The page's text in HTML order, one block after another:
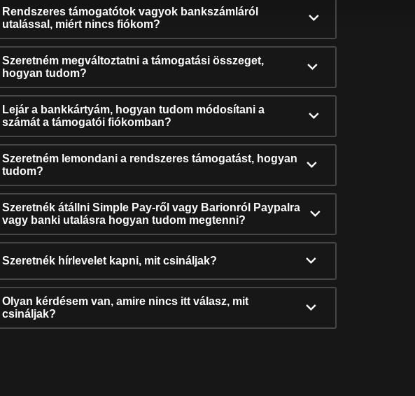
Rendszeres támogatótok vagyok bankszámláról
utalással, miért nincs fiókom?
Szeretném megváltoztatni a támogatási összeget,
hogyan tudom?
Lejár a bankkártyám, hogyan tudom módosítani a
számát a támogatói fiókomban?
Szeretném lemondani a rendszeres támogatást, hogyan
tudom?
Szeretnék átállni Simple Pay-ről vagy Barionról Paypalra
vagy banki utalásra hogyan tudom megtenni?
Szeretnék hírlevelet kapni, mit csináljak?
Olyan kérdésem van, amire nincs itt válasz, mit
csináljak?